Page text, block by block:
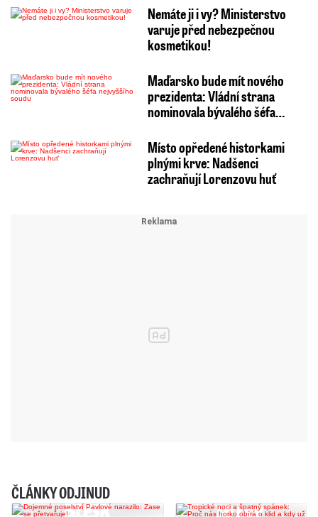
Nemáte ji i vy? Ministerstvo
varuje před nebezpečnou
kosmetikou!
Maďarsko bude mít nového
prezidenta: Vládní strana
nominovala bývalého šéfa…
Místo opředené historkami
plnými krve: Nadšenci
zachraňují Lorenzovu huť
ČLÁNKY ODJINUD